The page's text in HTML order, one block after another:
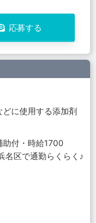
応募する
に使用する添加剤
助付・時給1700
区で通勤らくらく♪